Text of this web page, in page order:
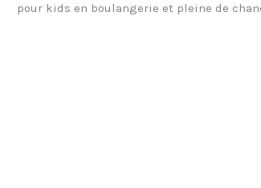
pour kids en boulangerie et pleine de